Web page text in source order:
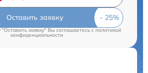
Оставить заявку
заявку" Вы соглашаетесь c политикой
конфиденциальности